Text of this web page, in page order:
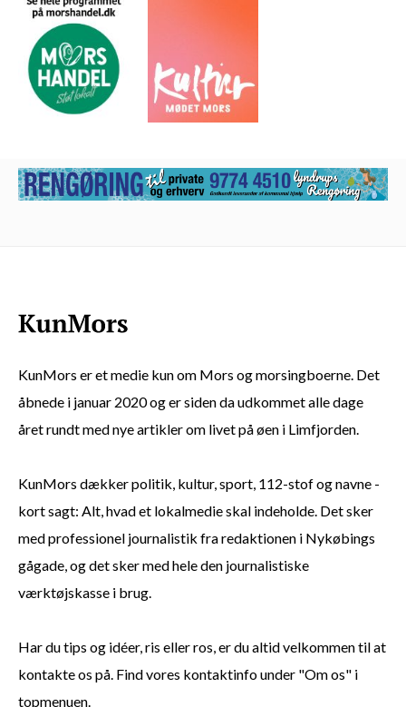
KunMors er et medie kun om Mors og morsingboerne. Det
åbnede i januar 2020 og er siden da udkommet alle dage
året rundt med nye artikler om livet på øen i Limfjorden.
KunMors dækker politik, kultur, sport, 112-stof og navne -
kort sagt: Alt, hvad et lokalmedie skal indeholde. Det sker
med professionel journalistik fra redaktionen i Nykøbings
gågade, og det sker med hele den journalistiske
værktøjskasse i brug.
Har du tips og idéer, ris eller ros, er du altid velkommen til at
kontakte os på. Find vores kontaktinfo under "Om os" i
topmenuen.